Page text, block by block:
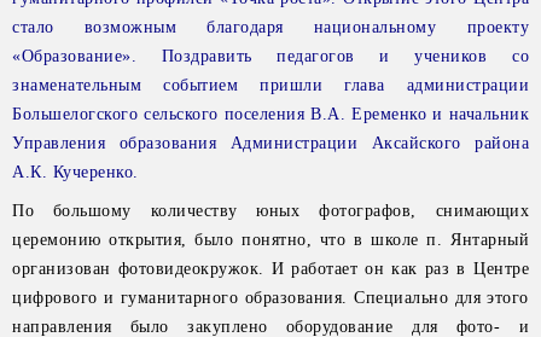
стало возможным благодаря национальному проекту
«Образование». Поздравить педагогов и учеников со
знаменательным событием пришли глава администрации
Большелогского сельского поселения В.А. Еременко и начальник
Управления образования Администрации Аксайского района
А.К. Кучеренко.
По большому количеству юных фотографов, снимающих
церемонию открытия, было понятно, что в школе п. Янтарный
организован фотовидеокружок. И работает он как раз в Центре
цифрового и гуманитарного образования. Специально для этого
направления было закуплено оборудование для фото- и